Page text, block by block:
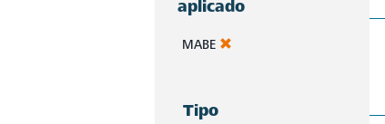
aplicado
MABE
Tipo